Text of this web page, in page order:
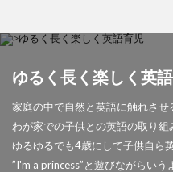
ゆるく長く楽しく英
家庭の中で自然と英語に触れさせ
わが家での子供との英語の取り組
ゆるゆるでも4歳にして子供自ら
”I'm a princess”と遊びながらいう